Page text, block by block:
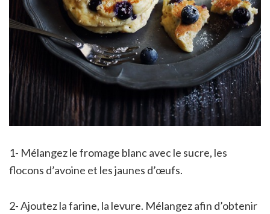
1- Mélangez le fromage blanc avec le sucre, les
flocons d’avoine et les jaunes d’œufs.
2- Ajoutez la farine, la levure. Mélangez afin d’obtenir